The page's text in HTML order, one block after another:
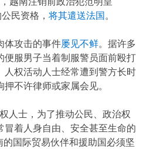
民资格， 将其遣送法国。
体攻击的事件屡见不鲜。据许多
便服男子当着制服警员面前殴打
人权活动人士经常遭到警方长时
不许律师或家属会见。
人士，为了推动公民、政治权
冒着人身自由、安全甚至生命的
的国际贸易伙伴和援助国必须坚